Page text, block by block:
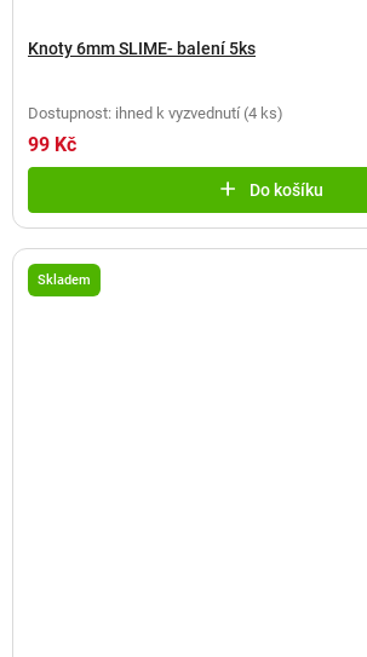
Knoty 6mm SLIME- balení 5ks
Dostupnost: ihned k vyzvednutí (4 ks)
99 Kč
Do košíku
Skladem